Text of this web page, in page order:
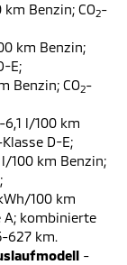
Benzin; CO2-
km Benzin;
E;
Benzin; CO2-
l/100 km
D-E;
100 km Benzin;
100 km
A; kombinierte
627 km.
-